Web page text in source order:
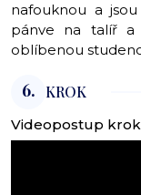
nafouknou a
pánve na talíř a
oblíbenou
6. KROK
Videopostup